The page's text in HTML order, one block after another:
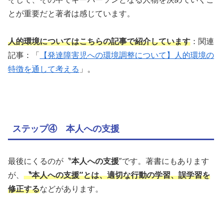
とが重要だと著者は感じています。
人的環境についてはこちらの記事で紹介しています ：関連
記事：「
【発達障害児への環境調整について】人的環境の
特徴を通して考える 」。
ステップ④ 本人への支援
最後にくるのが〝本人への支援″です。著書にもあります
が、 〝本人への支援″とは、適切な行動の学習、誤学習を
修正するなどがあります。